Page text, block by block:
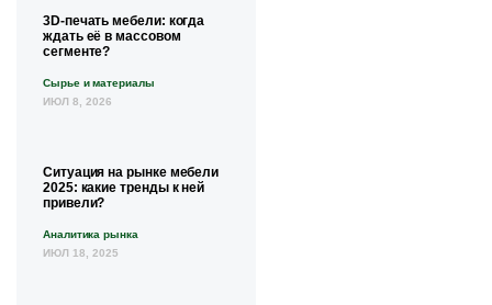
3D-печать мебели: когда
ждать её в массовом
сегменте?
Сырье и материалы
ИЮЛ 8, 2026
Ситуация на рынке мебели
2025: какие тренды к ней
привели?
Аналитика рынка
ИЮЛ 18, 2025